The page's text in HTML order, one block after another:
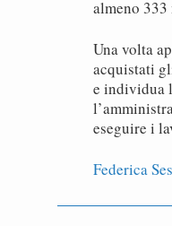
almeno
Una volta
acquistati
e individua
eseguire i
Federica